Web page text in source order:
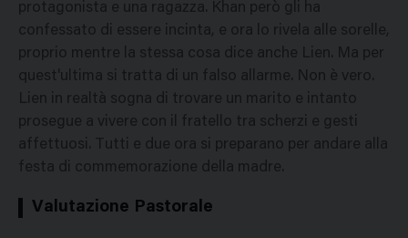
protagonista e una ragazza. Khan però gli ha
confessato di essere incinta, e ora lo rivela alle sorelle,
proprio mentre la stessa cosa dice anche Lien. Ma per
quest'ultima si tratta di un falso allarme. Non è vero.
Lien in realtà sogna di trovare un marito e intanto
prosegue a vivere con il fratello tra scherzi e gesti
affettuosi. Tutti e due ora si preparano per andare alla
festa di commemorazione della madre.
Valutazione Pastorale